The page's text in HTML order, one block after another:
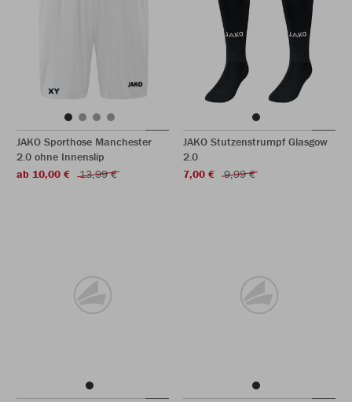
JAKO Sporthose Manchester
2.0 ohne Innenslip
ab 10,00 €
13,99 €
JAKO Stutzenstrumpf Glasgow
2.0
7,00 €
9,99 €